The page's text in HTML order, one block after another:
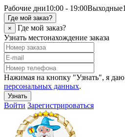
Рабочие дни10:00 - 19:00Выходные
Где мой заказ?
×
Где мой заказ?
Узнать местонахождение заказа
Нажимая на кнопку "Узнать", я даю
персональных данных.
Узнать
Войти Зарегистрироваться